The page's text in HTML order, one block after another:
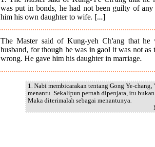
was put in bonds, he had not been guilty of
him his own daughter to wife. [...]
The Master said of Kung-yeh Ch'ang that he
husband, for though he was in gaol it was not as
wrong. He gave him his daughter in marriage.
1. Nabi membicarakan tentang Gong Ye-
menantu. Sekalipun pernah dipenjara, itu
Maka diterimalah sebagai menantunya.